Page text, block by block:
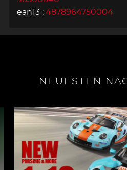
ean13 : 4878964750004
NEUESTEN